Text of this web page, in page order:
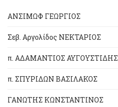
ΑΝΣΙΜΩΦ ΓΕΩΡΓΙΟΣ
Σεβ. Αργολίδος ΝΕΚΤΑΡΙΟΣ
π. ΑΔΑΜΑΝΤΙΟΣ ΑΥΓΟΥΣΤΙΔΗΣ
π. ΣΠΥΡΙΔΩΝ ΒΑΣΙΛΑΚΟΣ
ΓΑΝΩΤΗΣ ΚΩΝΣΤΑΝΤΙΝΟΣ